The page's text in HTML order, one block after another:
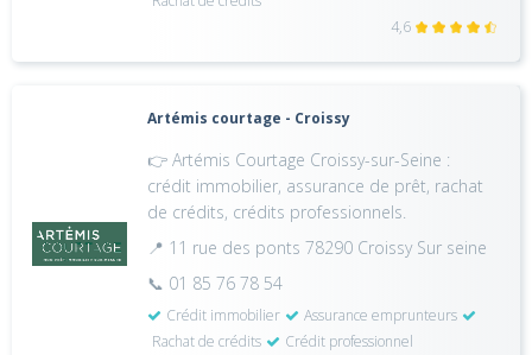
4,6
Artémis courtage - Croissy
👉 Artémis Courtage Croissy-sur-Seine :
crédit immobilier, assurance de prêt, rachat
de crédits, crédits professionnels.
📍 11 rue des ponts 78290 Croissy Sur seine
📞 01 85 76 78 54
Crédit immobilier
Assurance emprunteurs
Rachat de crédits
Crédit professionnel